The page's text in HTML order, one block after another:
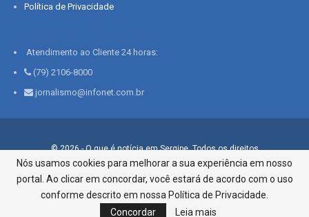
Política de Privacidade
Atendimento ao Cliente 24 horas:
(79) 2106-8000
jornalismo@infonet.com.br
© 2026 - O que é notícia em Sergipe. Todos os direitos
reservados.
Infonet - Rua Monsenhor Silveira 276, Bairro São José |
Aracaju-SE, CEP 49015-030, Fone: 79.2106.8000 - CI Centro de
Informações LTDA
Nós usamos cookies para melhorar a sua experiência em nosso
portal. Ao clicar em concordar, você estará de acordo com o uso
conforme descrito em nossa Política de Privacidade.
Concordar
Leia mais